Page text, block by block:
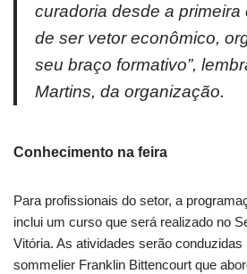
curadoria desde a primeira
de ser vetor econômico,
seu braço formativo”,
Martins, da organização.
Conhecimento na feira
Para profissionais do setor, a
inclui um curso que será realizado no
Vitória. As atividades serão conduzidas
sommelier Franklin Bittencourt que